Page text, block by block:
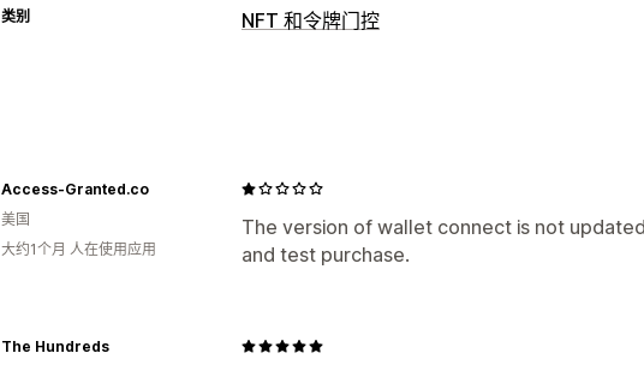
类别 NFT 和令牌门控
会员资格
忠诚计划
The version of wallet connect is not
and test purchase.
Access-Granted.co
美国
大约1个月 人在使用应用
The Hundreds